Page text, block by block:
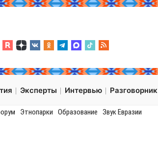
Эксперты Интервью Разговорник
Этнопарки Образование Звук Евразии